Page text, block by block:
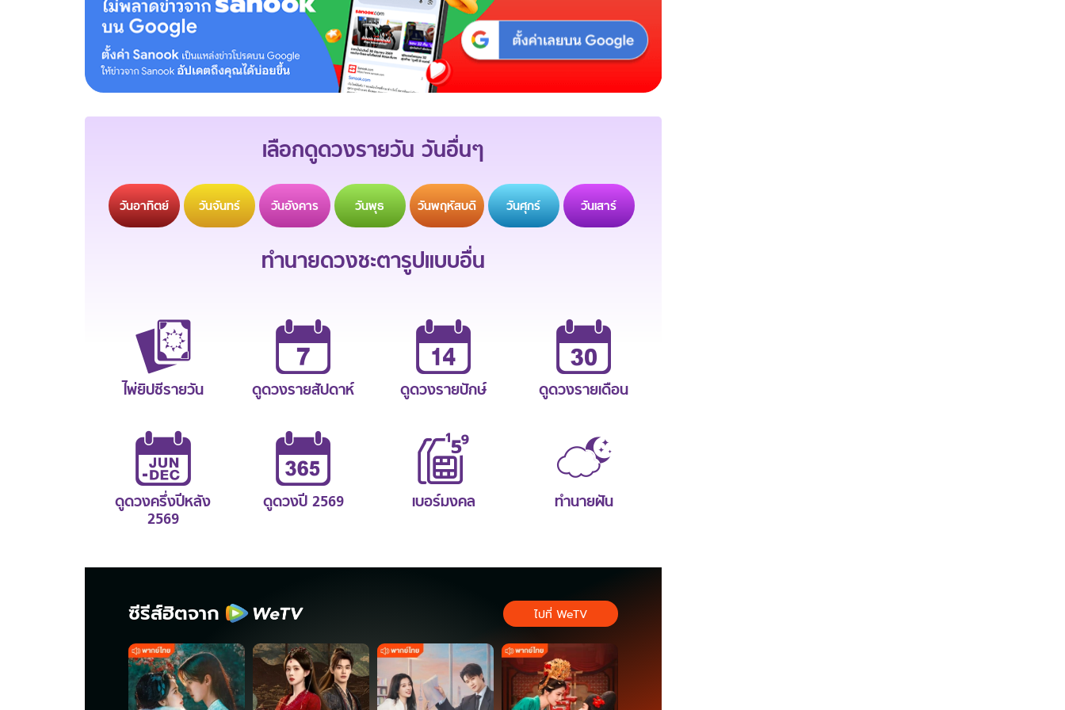
เลือกดูดวงรายวัน วันอื่นๆ
วันอาทิตย์ วันจันทร์ วันอังคาร วันพุธ วันพฤหัสบดี วันศุกร์ วันเสาร์
ทำนายดวงชะตารูปแบบอื่น
ไพ่ยิปซีรายวัน ดูดวงรายสัปดาห์ ดูดวงรายปักษ์ ดูดวงรายเดือน
ดูดวงครึ่งปีหลัง
2569
ดูดวงปี 2569 เบอร์มงคล ทำนายฝัน
ซีรีส์ฮิตจาก ไปที่ WeTV